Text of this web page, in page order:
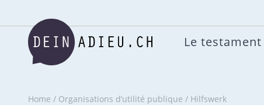
Le testament
Home / Organisations d’utilité publique / Hilfswerk